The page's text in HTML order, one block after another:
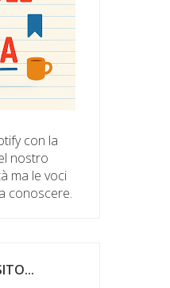
con la
nostro
ma le voci
conoscere.